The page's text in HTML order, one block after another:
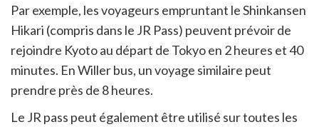
Par exemple, les voyageurs empruntant le Shinkansen
Hikari (compris dans le JR Pass) peuvent prévoir de
rejoindre Kyoto au départ de Tokyo en 2 heures et 40
minutes. En Willer bus, un voyage similaire peut
prendre près de 8 heures.
Le JR pass peut également être utilisé sur toutes les